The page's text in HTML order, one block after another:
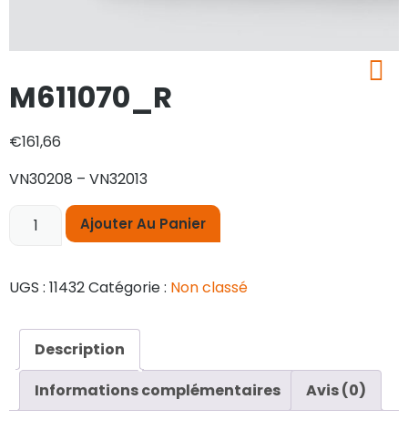
M611070_R
€161,66
VN30208 – VN32013
Ajouter Au Panier
UGS : 11432Catégorie : Non classé
Description
Informations complémentaires
Avis (0)